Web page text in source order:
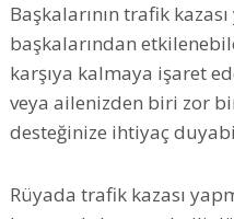
Başkalarının trafik kazası
başkalarından
karşıya kalmaya işaret
veya ailenizden biri zor
desteğinize ihtiyaç
Rüyada trafik kazası